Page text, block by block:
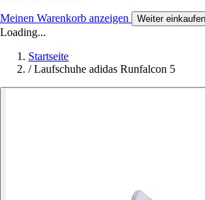
Meinen Warenkorb anzeigen Weiter einkaufen
Loading...
Startseite
/ Laufschuhe adidas Runfalcon 5